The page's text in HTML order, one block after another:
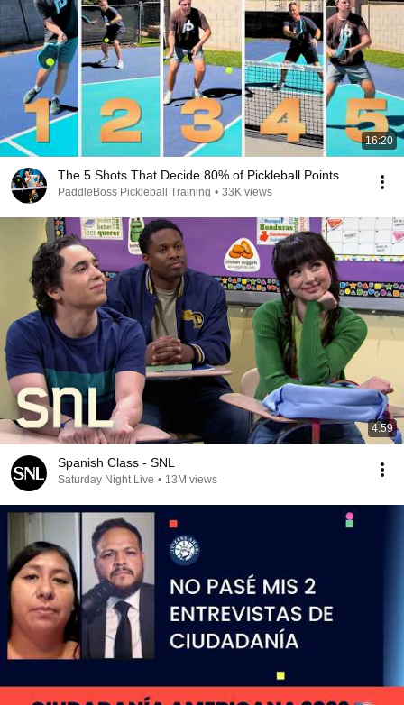
16:20
The 5 Shots That Decide 80% of Pickleball Points
PaddleBoss Pickleball Training • 33K views
4:59
Spanish Class - SNL
Saturday Night Live • 13M views